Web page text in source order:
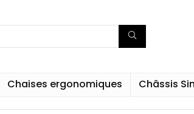
Chaises ergonomiques Châssis